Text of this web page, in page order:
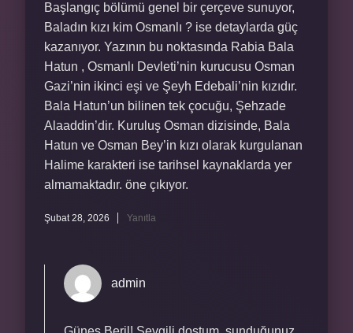
Başlangıç bölümü genel bir çerçeve sunuyor,
Baladın kızı kim Osmanlı ? ise detaylarda güç
kazanıyor. Yazının bu noktasında Rabia Bala
Hatun , Osmanlı Devleti’nin kurucusu Osman
Gazi’nin ikinci eşi ve Şeyh Edebali’nin kızıdır.
Bala Hatun’un bilinen tek çocuğu, Şehzade
Alaaddin’dir. Kuruluş Osman dizisinde, Bala
Hatun ve Osman Bey’in kızı olarak kurgulanan
Halime karakteri ise tarihsel kaynaklarda yer
almamaktadır. öne çıkıyor.
Şubat 28, 2026 Yanıtla
admin